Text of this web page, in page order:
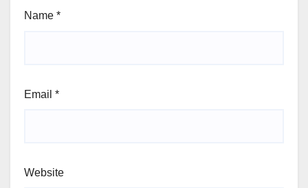
Name *
Email *
Website